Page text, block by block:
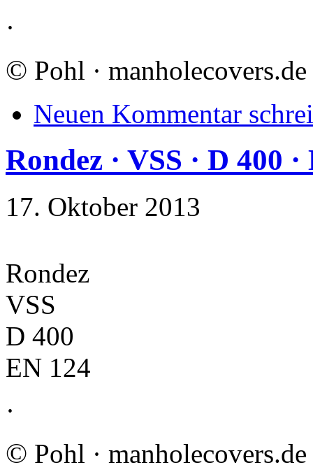
·
© Pohl · manholecovers.de
Neuen Kommentar
Rondez · VSS · D 400
17. Oktober 2013
Rondez
VSS
D 400
EN 124
·
© Pohl · manholecovers.de